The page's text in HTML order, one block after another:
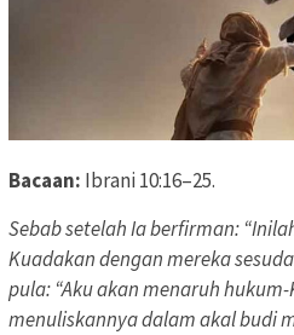
Bacaan: Ibrani 10:16–25.
Sebab setelah Ia berfirman:
Kuadakan dengan mereka
pula: “Aku akan menaruh
menuliskannya dalam akal budi